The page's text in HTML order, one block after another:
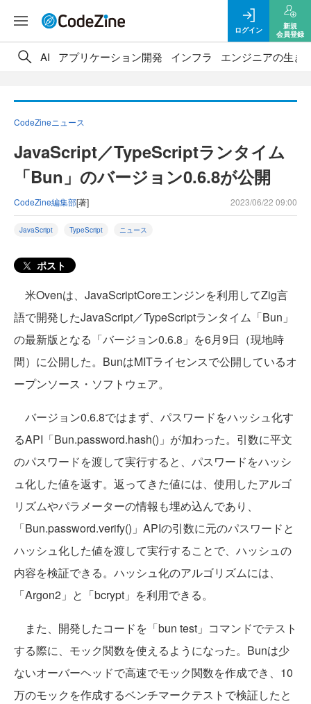
ログイン
新規
会員登録
AI アプリケーション開発 インフラ エンジニアの生き
CodeZineニュース
JavaScript／TypeScriptランタイム
「Bun」のバージョン0.6.8が公開
CodeZine編集部[著] 2023/06/22 09:00
JavaScript TypeScript ニュース
ポスト
米Ovenは、JavaScriptCoreエンジンを利用してZig言
語で開発したJavaScript／TypeScriptランタイム「Bun」
の最新版となる「バージョン0.6.8」を6月9日（現地時
間）に公開した。BunはMITライセンスで公開しているオ
ープンソース・ソフトウェア。
バージョン0.6.8ではまず、パスワードをハッシュ化す
るAPI「Bun.password.hash()」が加わった。引数に平文
のパスワードを渡して実行すると、パスワードをハッシ
ュ化した値を返す。返ってきた値には、使用したアルゴ
リズムやパラメーターの情報も埋め込んであり、
「Bun.password.verify()」APIの引数に元のパスワードと
ハッシュ化した値を渡して実行することで、ハッシュの
内容を検証できる。ハッシュ化のアルゴリズムには、
「Argon2」と「bcrypt」を利用できる。
また、開発したコードを「bun test」コマンドでテスト
する際に、モック関数を使えるようになった。Bunは少
ないオーバーヘッドで高速でモック関数を作成でき、10
万のモックを作成するベンチマークテストで検証したと